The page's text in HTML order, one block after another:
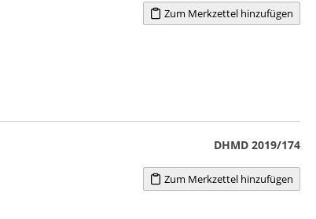
Zum Merkzettel hinzufügen
DHMD 2019/174
Zum Merkzettel hinzufügen